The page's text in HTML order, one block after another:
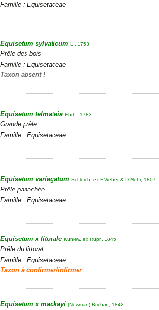
Famille : Equisetaceae
Equisetum sylvaticumL., 1753
Prêle des bois
Famille : Equisetaceae
Taxon absent !
Equisetum telmateiaEhrh., 1783
Grande prêle
Famille : Equisetaceae
Equisetum variegatumSchleich. ex F.Weber & D.Mohr, 1807
Prêle panachée
Famille : Equisetaceae
Equisetum x litoraleKühlew. ex Rupr., 1845
Prêle du littoral
Famille : Equisetaceae
Taxon à confirmer/infirmer
Equisetum x mackayi(Newman) Brichan, 1842